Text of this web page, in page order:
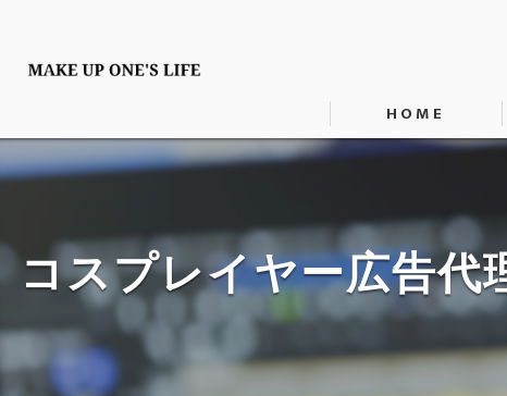
HOME
コスプレイヤー広告代